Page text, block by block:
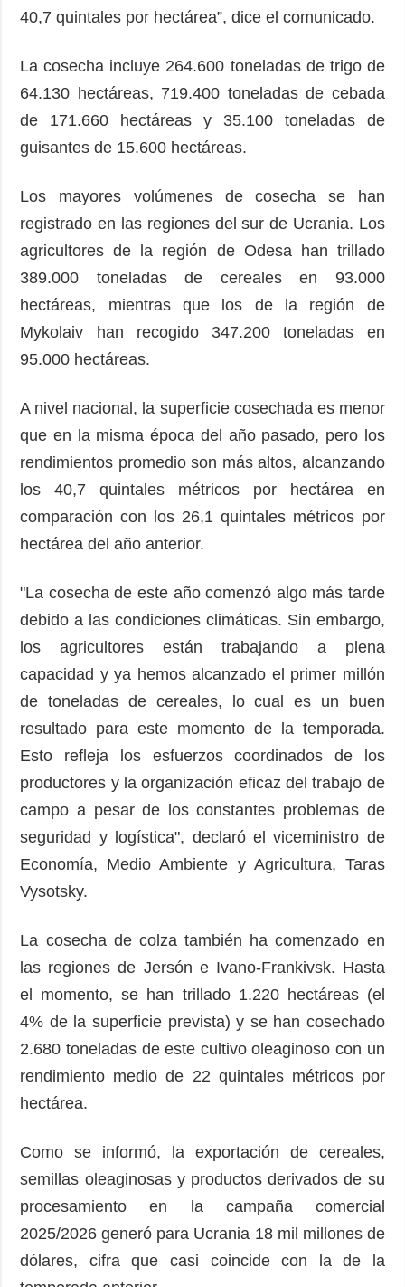
40,7 quintales por hectárea”, dice el comunicado.
La cosecha incluye 264.600 toneladas de trigo de
64.130 hectáreas, 719.400 toneladas de cebada
de 171.660 hectáreas y 35.100 toneladas de
guisantes de 15.600 hectáreas.
Los mayores volúmenes de cosecha se han
registrado en las regiones del sur de Ucrania. Los
agricultores de la región de Odesa han trillado
389.000 toneladas de cereales en 93.000
hectáreas, mientras que los de la región de
Mykolaiv han recogido 347.200 toneladas en
95.000 hectáreas.
A nivel nacional, la superficie cosechada es menor
que en la misma época del año pasado, pero los
rendimientos promedio son más altos, alcanzando
los 40,7 quintales métricos por hectárea en
comparación con los 26,1 quintales métricos por
hectárea del año anterior.
"La cosecha de este año comenzó algo más tarde
debido a las condiciones climáticas. Sin embargo,
los agricultores están trabajando a plena
capacidad y ya hemos alcanzado el primer millón
de toneladas de cereales, lo cual es un buen
resultado para este momento de la temporada.
Esto refleja los esfuerzos coordinados de los
productores y la organización eficaz del trabajo de
campo a pesar de los constantes problemas de
seguridad y logística", declaró el viceministro de
Economía, Medio Ambiente y Agricultura, Taras
Vysotsky.
La cosecha de colza también ha comenzado en
las regiones de Jersón e Ivano-Frankivsk. Hasta
el momento, se han trillado 1.220 hectáreas (el
4% de la superficie prevista) y se han cosechado
2.680 toneladas de este cultivo oleaginoso con un
rendimiento medio de 22 quintales métricos por
hectárea.
Como se informó, la exportación de cereales,
semillas oleaginosas y productos derivados de su
procesamiento en la campaña comercial
2025/2026 generó para Ucrania 18 mil millones de
dólares, cifra que casi coincide con la de la